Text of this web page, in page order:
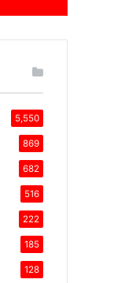
5,550
869
682
516
222
185
128